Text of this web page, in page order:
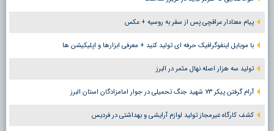
پیام معنادار عراقچی پس از سفر به روسیه + عکس
با موبایل اینفوگرافیک حرفه ای تولید کنید + معرفی ابزارها و اپلیکیشن ها
تولید سه هزار اصله نهال مثمر در البرز
آرام گرفتن پیکر ۷۳ شهید جنگ تحمیلی در جوار امامزادگان استان البرز
کشف کارگاه غیرمجاز تولید لوازم آرایشی و بهداشتی در فردیس